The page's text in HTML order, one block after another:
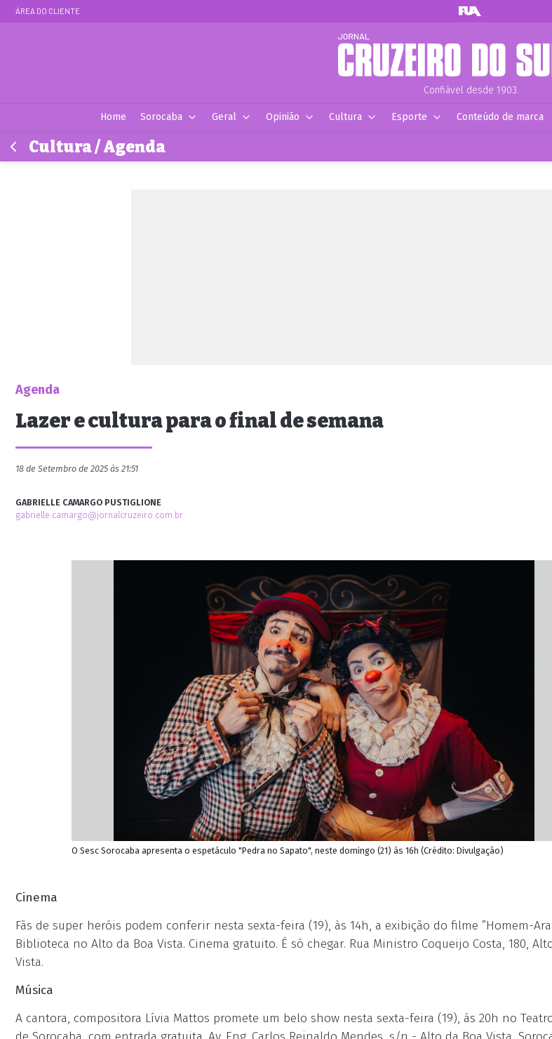
ÁREA DO CLIENTE
Confiável desde 1903.
Home Sorocaba Geral Opinião Cultura Esporte Conteúdo de marca
Cultura / Agenda
Agenda
Lazer e cultura para o final de semana
18 de Setembro de 2025 às 21:51
GABRIELLE CAMARGO PUSTIGLIONE
gabrielle.camargo@jornalcruzeiro.com.br
O Sesc Sorocaba apresenta o espetáculo "Pedra no Sapato", neste domingo (21) às 16h (Crédito: Divulgação)
Cinema
Fãs de super heróis podem conferir nesta sexta-feira (19), às 14h, a exibição do filme ”Homem-
Biblioteca no Alto da Boa Vista. Cinema gratuito. É só chegar. Rua Ministro Coqueijo Costa, 180,
Vista.
Música
A cantora, compositora Lívia Mattos promete um belo show nesta sexta-feira (19), às 20h no